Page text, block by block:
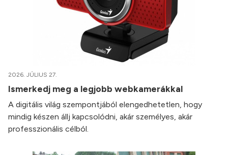
2026. JÚLIUS 27.
Ismerkedj meg a legjobb webkamerákkal
A digitális világ szempontjából elengedhetetlen, hogy
mindig készen állj kapcsolódni, akár személyes, akár
professzionális célból.